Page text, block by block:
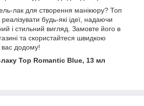
лак для створення манікюру? Топ
будь-які ідеї, надаючи
і стильний вигляд. Замовте його в
та скористайтеся швидкою
додому!
Top Romantic Blue, 13 мл